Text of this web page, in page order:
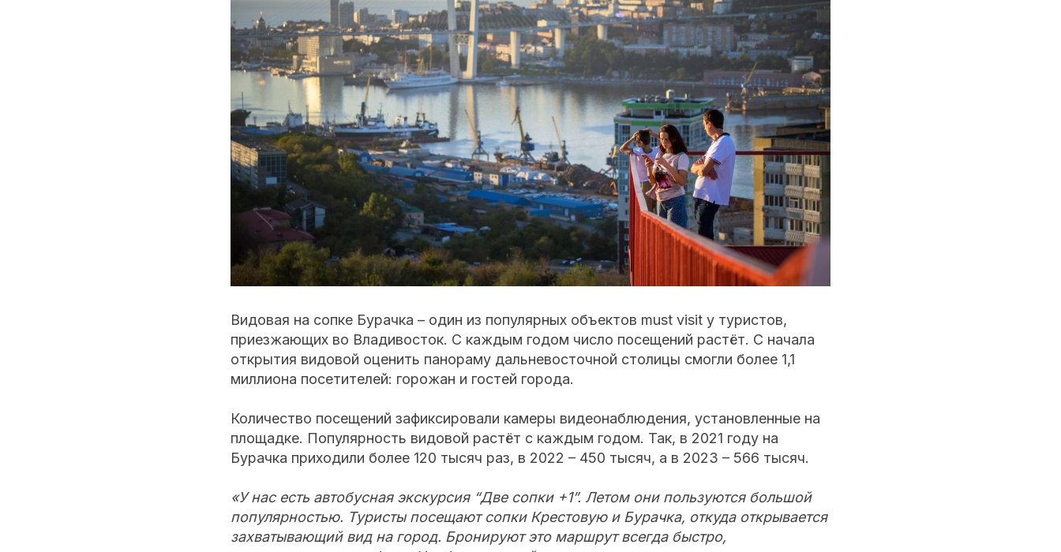
Видовая на сопке Бурачка – один из популярных объектов must visit у туристов,
приезжающих во Владивосток. С каждым годом число посещений растёт. С начала
открытия видовой оценить панораму дальневосточной столицы смогли более 1,1
миллиона посетителей: горожан и гостей города.
Количество посещений зафиксировали камеры видеонаблюдения, установленные на
площадке. Популярность видовой растёт с каждым годом. Так, в 2021 году на
Бурачка приходили более 120 тысяч раз, в 2022 – 450 тысяч, а в 2023 – 566 тысяч.
«У нас есть автобусная экскурсия “Две сопки +1”. Летом они пользуются большой
популярностью. Туристы посещают сопки Крестовую и Бурачка, откуда открывается
захватывающий вид на город. Бронируют это маршрут всегда быстро,